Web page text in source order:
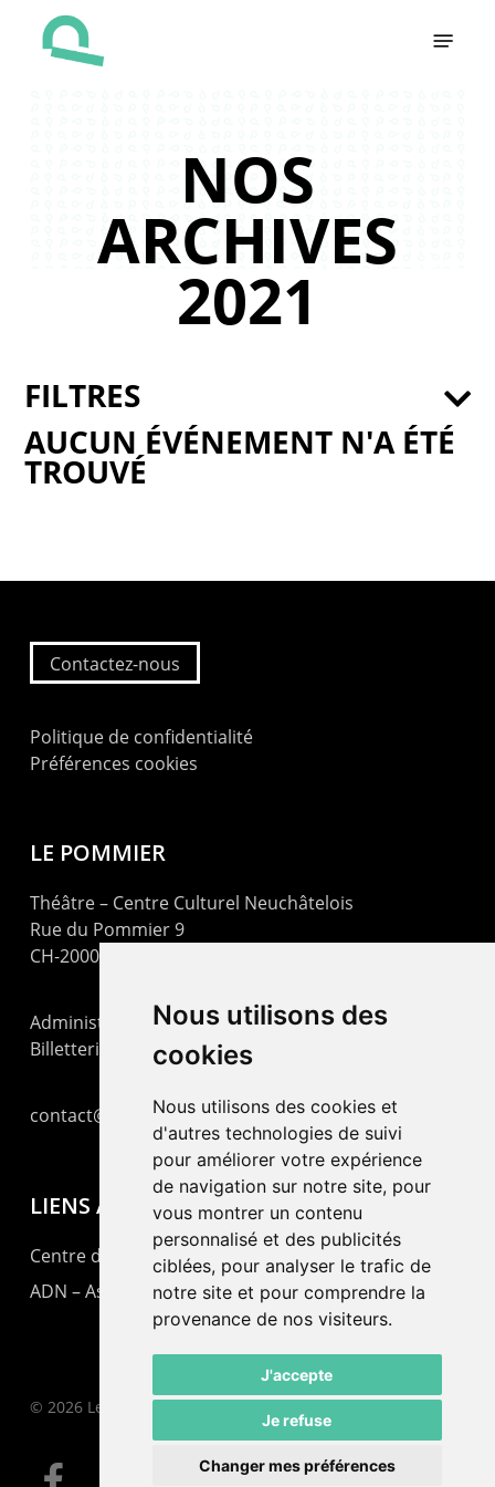
Nous utilisons des
cookies
Nous utilisons des cookies et
d'autres technologies de suivi
pour améliorer votre expérience
de navigation sur notre site, pour
vous montrer un contenu
personnalisé et des publicités
ciblées, pour analyser le trafic de
notre site et pour comprendre la
provenance de nos visiteurs.
J'accepte
Je refuse
Changer mes préférences
NOS
ARCHIVES
2021
AUCUN ÉVÉNEMENT N'A ÉTÉ
TROUVÉ
FILTRES
Contactez-nous
Politique de confidentialité
Préférences cookies
LE POMMIER
Théâtre – Centre Culturel Neuchâtelois
Rue du Pommier 9
CH-2000 Neuchâtel
Administration : +41 32 725 03 03
Billetterie : +41 32 725 05 05
contact@lepommier.ch
LIENS AMIS
Centre de culture ABC
ADN – Association Danse Neuchâtel
© 2026 Le Pommier.
facebook email